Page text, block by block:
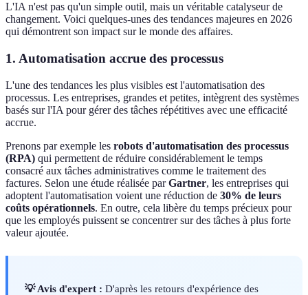
L'IA n'est pas qu'un simple outil, mais un véritable catalyseur de
changement. Voici quelques-unes des tendances majeures en 2026
qui démontrent son impact sur le monde des affaires.
1. Automatisation accrue des processus
L'une des tendances les plus visibles est l'automatisation des
processus. Les entreprises, grandes et petites, intègrent des systèmes
basés sur l'IA pour gérer des tâches répétitives avec une efficacité
accrue.
Prenons par exemple les robots d'automatisation des processus
(RPA) qui permettent de réduire considérablement le temps
consacré aux tâches administratives comme le traitement des
factures. Selon une étude réalisée parGartner, les entreprises qui
adoptent l'automatisation voient une réduction de 30% de leurs
coûts opérationnels. En outre, cela libère du temps précieux pour
que les employés puissent se concentrer sur des tâches à plus forte
valeur ajoutée.
💡 Avis d'expert : D'après les retours d'expérience des